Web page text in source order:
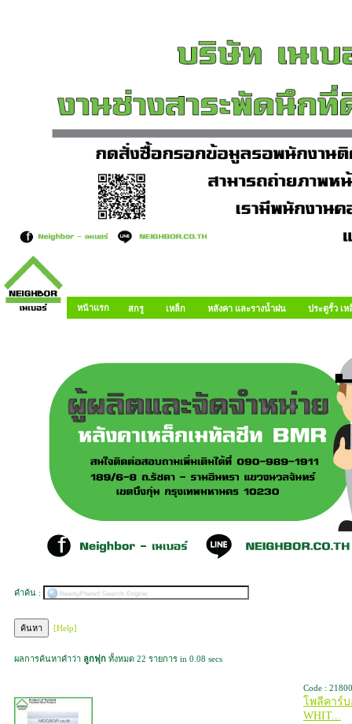
หน้าแรก สกรู เหล็ก หลังคา และรางน้ำฝน ประตูรั้ว เ
คำค้น :
[Help]
ผลการค้นหาคำว่า ลูกฟุก ทั้งหมด 22 รายการ in 0.08 secs
Code :
โพลีคาร์บ
WHIT...